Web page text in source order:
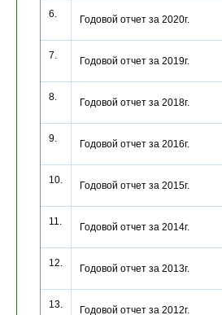
6. Годовой отчет за 2020г.
7. Годовой отчет за 2019г.
8. Годовой отчет за 2018г.
9. Годовой отчет за 2016г.
10. Годовой отчет за 2015г.
11. Годовой отчет за 2014г.
12. Годовой отчет за 2013г.
13. Годовой отчет за 2012г.